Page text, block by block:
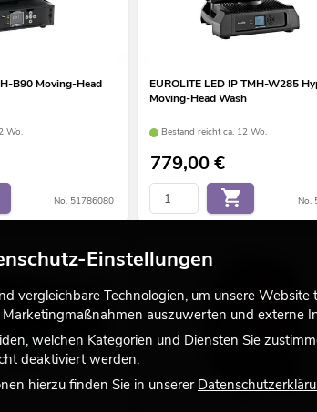
B90 Moving-Head
Wo.
No. 51786080
EUROLITE LED IP TMH-W285
Moving-Head Wash
Bestand reicht ca. 12 Wo.
779,00€
No.
Einstellungen
vergleichbare Technologien, um unsere
auszuwerten und externe
welchen Kategorien und Diensten Sie
deaktiviert werden.
hierzu finden Sie in unserer